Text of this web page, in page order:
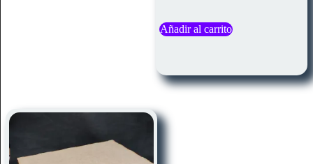
Añadir al carrito